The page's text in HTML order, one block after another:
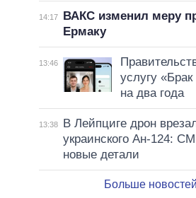
14:17
ВАКС изменил меру
Ермаку
13:46
услугу
на два года
13:38
В Лейпциге дрон
украинского Ан-124:
новые детали
Больше новостей